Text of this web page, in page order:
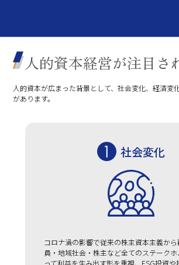
人的資本経営が注目さ
人的資本が広まった背景として、社会変化、経済変
があります。
社会変化
コロナ渦の影響で従来の株主資本主義か
員・地域社会・株主など全てのステークホ
って利益を生み出す形を重視、ESG投資や